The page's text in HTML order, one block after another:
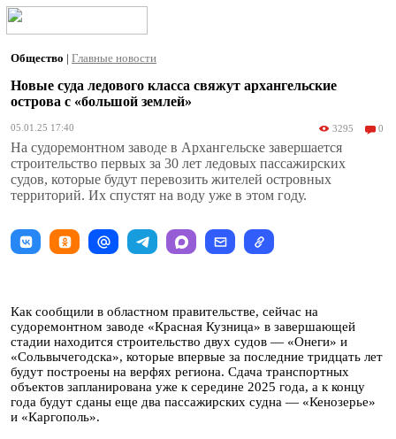
Общество | Главные новости
Новые суда ледового класса свяжут архангельские
острова с «большой землей»
05.01.25 17:40 3295 0
На судоремонтном заводе в Архангельске завершается
строительство первых за 30 лет ледовых пассажирских
судов, которые будут перевозить жителей островных
территорий. Их спустят на воду уже в этом году.
Как сообщили в областном правительстве, сейчас на
судоремонтном заводе «Красная Кузница» в завершающей
стадии находится строительство двух судов — «Онеги» и
«Сольвычегодска», которые впервые за последние тридцать лет
будут построены на верфях региона. Сдача транспортных
объектов запланирована уже к середине 2025 года, а к концу
года будут сданы еще два пассажирских судна — «Кенозерье»
и «Каргополь».